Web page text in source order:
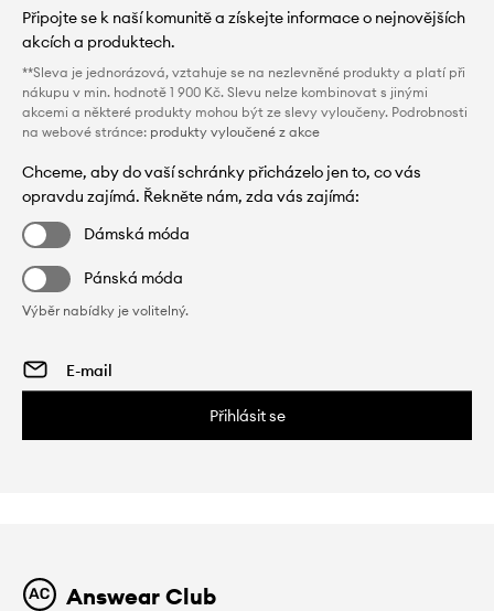
Připojte se k naší komunitě a získejte informace o nejnovějších
akcích a produktech.
**Sleva je jednorázová, vztahuje se na nezlevněné produkty a platí při
nákupu v min. hodnotě 1 900 Kč. Slevu nelze kombinovat s jinými
akcemi a některé produkty mohou být ze slevy vyloučeny. Podrobnosti
na webové stránce: produkty vyloučené z akce
Chceme, aby do vaší schránky přicházelo jen to, co vás
opravdu zajímá. Řekněte nám, zda vás zajímá:
Dámská móda
Pánská móda
Výběr nabídky je volitelný.
Přihlásit se
Answear Club